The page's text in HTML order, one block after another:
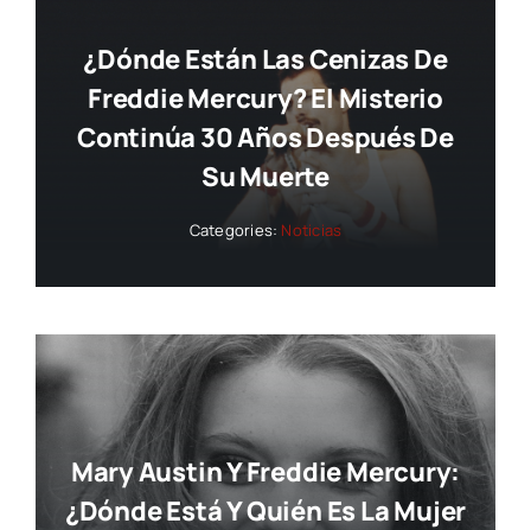
¿Dónde Están Las Cenizas De
Freddie Mercury? El Misterio
Continúa 30 Años Después De
Su Muerte
Categories: Noticias
Mary Austin Y Freddie Mercury:
¿dónde Está Y Quién Es La Mujer